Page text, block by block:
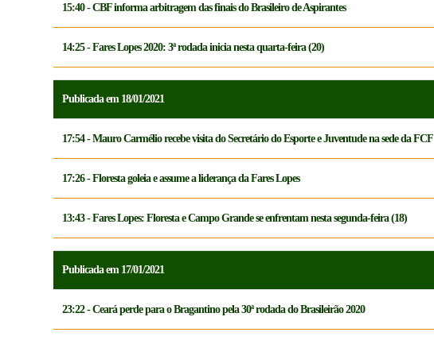
15:40 - CBF informa arbitragem das finais do Brasileiro de Aspirantes
14:25 - Fares Lopes 2020: 3ª rodada inicia nesta quarta-feira (20)
Publicada em 18/01/2021
17:54 - Mauro Carmélio recebe visita do Secretário do Esporte e Juventude na sede da FCF
17:26 - Floresta goleia e assume a liderança da Fares Lopes
13:43 - Fares Lopes: Floresta e Campo Grande se enfrentam nesta segunda-feira (18)
Publicada em 17/01/2021
23:22 - Ceará perde para o Bragantino pela 30ª rodada do Brasileirão 2020